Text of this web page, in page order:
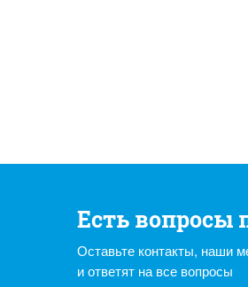
Есть вопросы
Оставьте контакты, наши
и ответят на все вопросы